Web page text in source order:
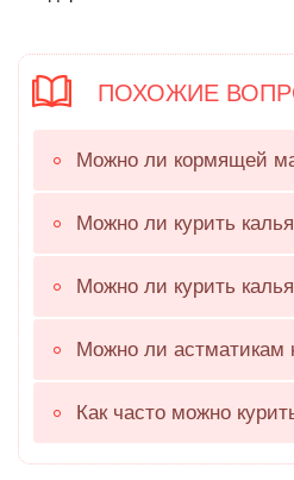
ПОХОЖИЕ
Можно ли кормящей
Можно ли курить
Можно ли курить
Можно ли астматикам
Как часто можно